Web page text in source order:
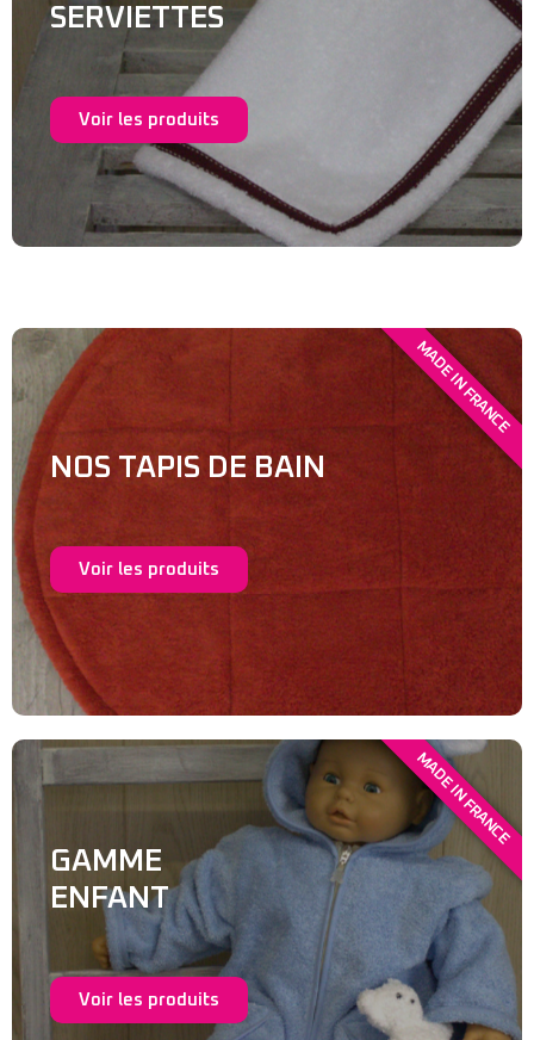
SERVIETTES
Voir les produits
NOS TAPIS DE BAIN
Voir les produits
MADE IN FRANCE
GAMME
ENFANT
Voir les produits
MADE IN FRANCE